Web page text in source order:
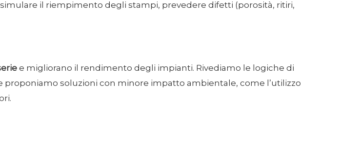
simulare il riempimento degli stampi, prevedere difetti (porosità, ritiri,
e migliorano il rendimento degli impianti. Rivediamo le logiche di
soluzioni con minore impatto ambientale, come l’utilizzo